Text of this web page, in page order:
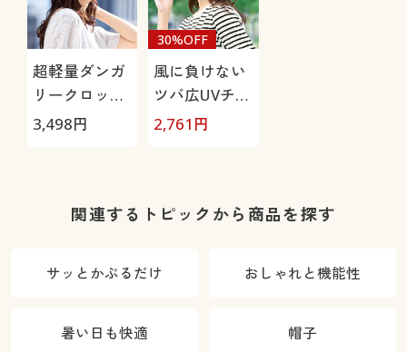
超軽量ダンガ
リークロッシ
ェ帽子
3,498円
風に負けない
ツバ広UVチュ
ーリップ帽子
30%OFF
2,761 円
関連するトピックから商品を探す
サッとかぶるだけ おしゃれと機能性
暑い日も快適 帽子